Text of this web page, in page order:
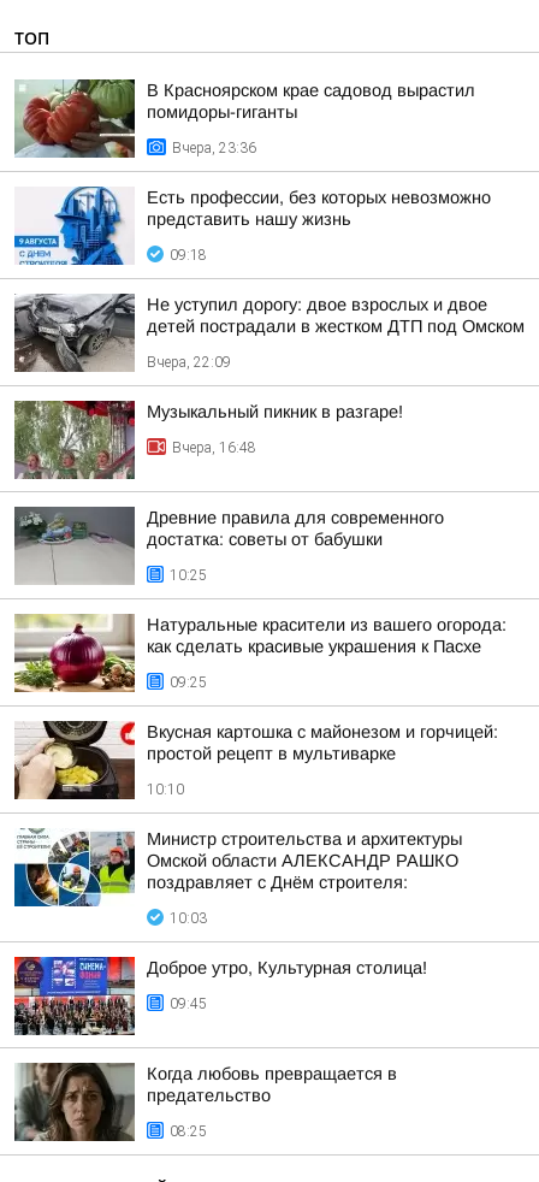
ТОП
В Красноярском крае садовод вырастил
помидоры-гиганты
Вчера, 23:36
Есть профессии, без которых невозможно
представить нашу жизнь
09:18
Не уступил дорогу: двое взрослых и двое
детей пострадали в жестком ДТП под Омском
Вчера, 22:09
Музыкальный пикник в разгаре!
Вчера, 16:48
Древние правила для современного
достатка: советы от бабушки
10:25
Натуральные красители из вашего огорода:
как сделать красивые украшения к Пасхе
09:25
Вкусная картошка с майонезом и горчицей:
простой рецепт в мультиварке
10:10
Министр строительства и архитектуры
Омской области АЛЕКСАНДР РАШКО
поздравляет с Днём строителя:
10:03
Доброе утро, Культурная столица!
09:45
Когда любовь превращается в
предательство
08:25